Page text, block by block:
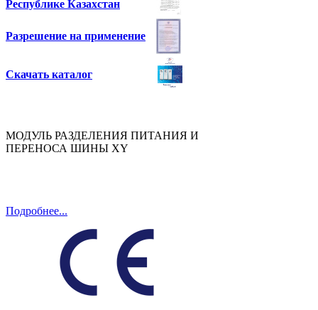
Республике Казахстан
Разрешение на применение
Скачать каталог
МОДУЛЬ РАЗДЕЛЕНИЯ ПИТАНИЯ И
ПЕРЕНОСА ШИНЫ XY
Подробнее...